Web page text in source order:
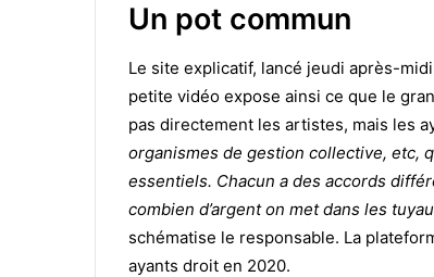
Un pot commun
Le site explicatif, lancé jeudi après-
petite vidéo expose ainsi ce que le
pas directement les artistes, mais les
organismes de gestion collective, etc,
essentiels. Chacun a des accords
combien d’argent on met dans les
schématise le responsable. La
ayants droit en 2020.